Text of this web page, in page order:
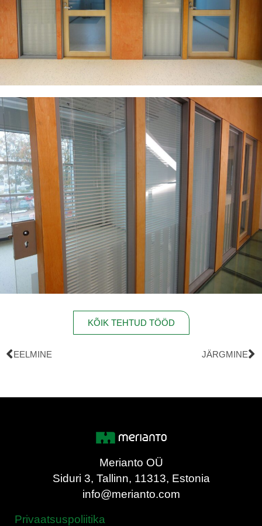
KÕIK TEHTUD TÖÖD
EELMINE JÄRGMINE
Merianto OÜ
Siduri 3, Tallinn, 11313, Estonia
info@merianto.com
Privaatsuspoliitika